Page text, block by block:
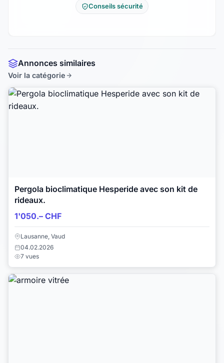
Conseils sécurité
Annonces similaires
Voir la catégorie
Pergola bioclimatique Hesperide avec son kit de
rideaux.
1'050.– CHF
Lausanne, Vaud
04.02.2026
7 vues